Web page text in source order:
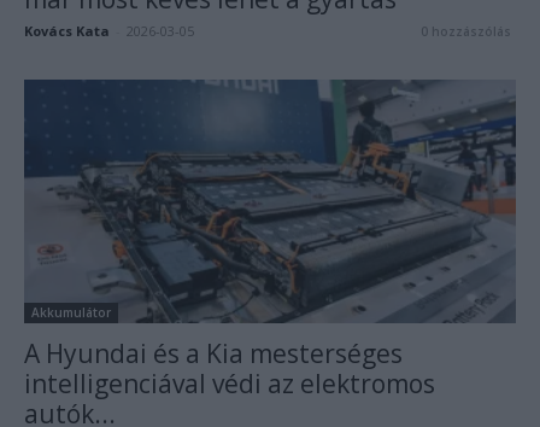
Kovács Kata 2026-03-05 0 hozzászólás
Akkumulátor
A Hyundai és a Kia mesterséges
intelligenciával védi az elektromos
autók...